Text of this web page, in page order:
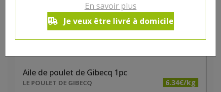
En savoir plus
Je veux être livré à domicile
Aile de poulet de Gibecq 1pc
LE POULET DE GIBECQ 6.34€/kg